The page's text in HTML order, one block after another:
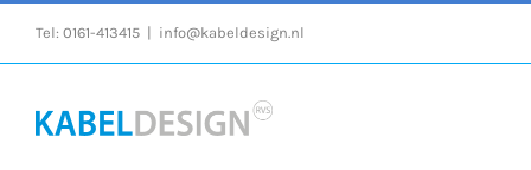
Tel: 0161-413415 info@kabeldesign.nl